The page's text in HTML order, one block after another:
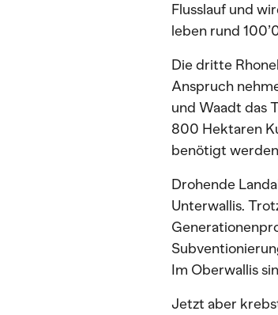
Flusslauf und
leben rund
Die dritte
Anspruch
und Waadt das
800 Hektaren
benötigt
Drohende
Unterwallis.
Im Oberwallis
Jetzt aber